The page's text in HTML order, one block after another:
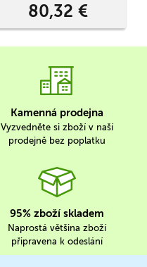
tématu a jednoduchými
80,32 €
Kamenná prodejna
Vyzvedněte si zboží v naší
prodejně bez poplatku
95% zboží skladem
Naprostá většina zboží
připravena k odeslání